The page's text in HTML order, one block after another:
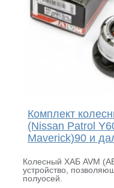
Комплект
(Nissan Patrol
Maverick)90 и
Колесный ХАБ AVM
устройство,
полуосей.